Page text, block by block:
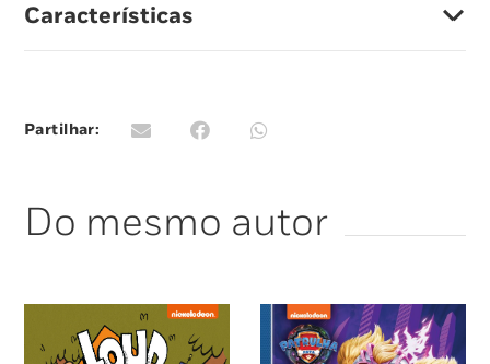
Características
Partilhar:
Do mesmo autor